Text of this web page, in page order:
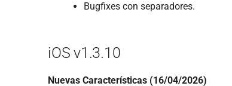
Bugfixes con separadores.
iOS v1.3.10
Nuevas Características (16/04/2026)